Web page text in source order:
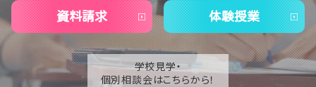
資料請求 体験授業
学校見学・
個別相談会はこちらから！